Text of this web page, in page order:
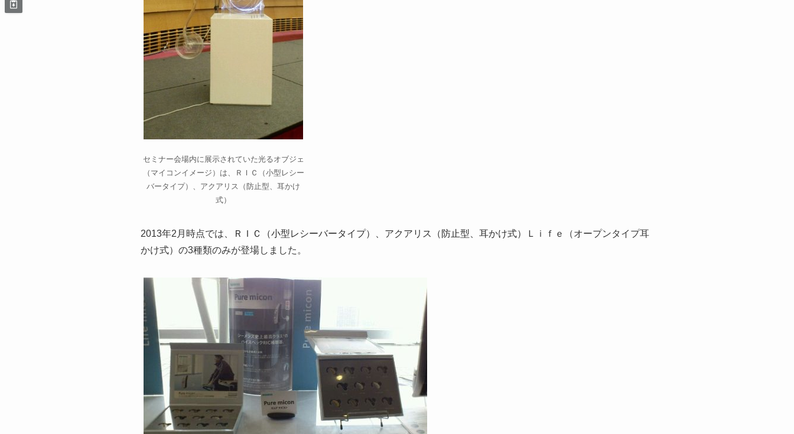
セミナー会場内に展示されていた光るオブジェ
（マイコンイメージ）は、ＲＩＣ（小型レシー
バータイプ）、アクアリス（防止型、耳かけ
式）
2013年2月時点では、 ＲＩＣ（小型レシーバータイプ）、アクアリス（防止型、耳かけ式）
Ｌｉｆｅ（オープンタイプ耳
かけ式）の3種類のみが登場しました。